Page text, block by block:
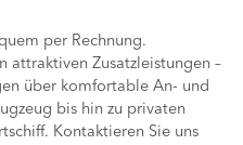
per Rechnung.
attraktiven Zusatzleistungen –
über komfortable An- und
bis hin zu privaten
Kontaktieren Sie uns